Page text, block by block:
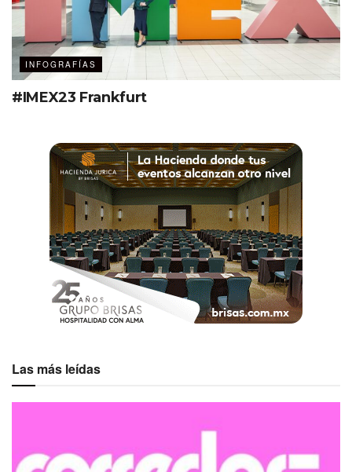
INFOGRAFÍAS
#IMEX23 Frankfurt
Las más leídas